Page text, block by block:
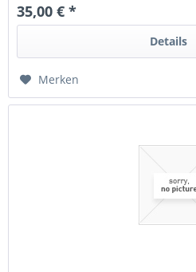
35,00 € *
Details
Merken